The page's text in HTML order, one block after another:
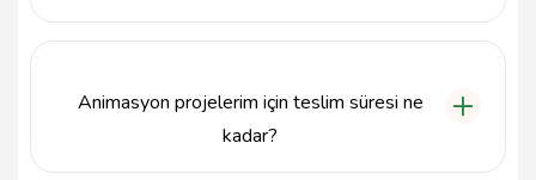
Animasyon projelerim için teslim süresi ne
kadar?